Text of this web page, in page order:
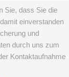
Sie, dass Sie die
einverstanden
und
durch uns zum
Kontaktaufnahme